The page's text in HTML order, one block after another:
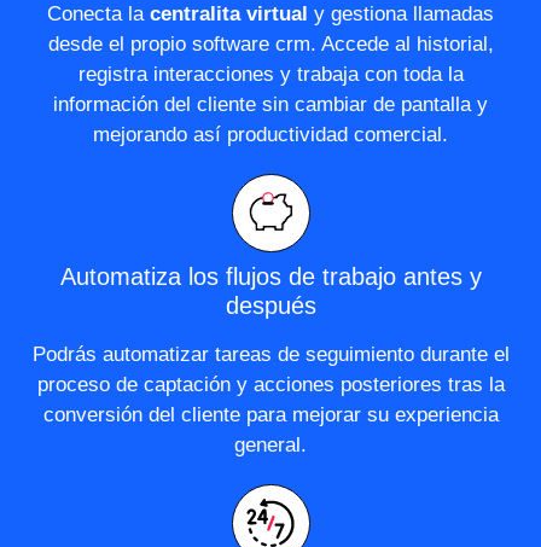
Conecta la centralita virtual y gestiona llamadas
desde el propio software crm. Accede al historial,
registra interacciones y trabaja con toda la
información del cliente sin cambiar de pantalla y
mejorando así productividad comercial.
Automatiza los flujos de trabajo antes y
después
Podrás automatizar tareas de seguimiento durante el
proceso de captación y acciones posteriores tras la
conversión del cliente para mejorar su experiencia
general.